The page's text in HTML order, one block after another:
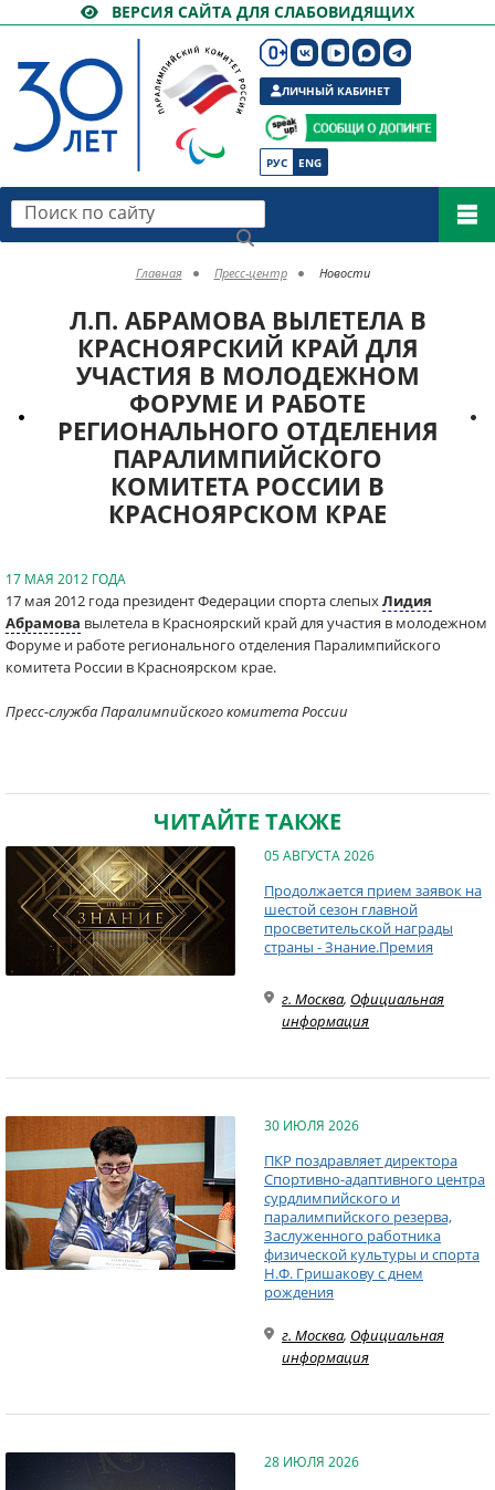
ВЕРСИЯ САЙТА ДЛЯ СЛАБОВИДЯЩИХ
РУС ENG
ЛИЧНЫЙ КАБИНЕТ
Поиск по сайту
Главная Пресс-центр Новости
Л.П. АБРАМОВА ВЫЛЕТЕЛА В
КРАСНОЯРСКИЙ КРАЙ ДЛЯ
УЧАСТИЯ В МОЛОДЕЖНОМ
ФОРУМЕ И РАБОТЕ
РЕГИОНАЛЬНОГО ОТДЕЛЕНИЯ
ПАРАЛИМПИЙСКОГО
КОМИТЕТА РОССИИ В
КРАСНОЯРСКОМ КРАЕ
17 МАЯ 2012 ГОДА
17 мая 2012 года президент Федерации спорта слепыхЛидия
Абрамова вылетела в Красноярский край для участия в молодежном
Форуме и работе регионального отделения Паралимпийского
комитета России в Красноярском крае.
Пресс-служба Паралимпийского комитета России
ЧИТАЙТЕ ТАКЖЕ
05 АВГУСТА 2026
Продолжается прием заявок на
шестой сезон главной
просветительской награды
страны - Знание.Премия
г. Москва, Официальная
информация
30 ИЮЛЯ 2026
ПКР поздравляет директора
Спортивно-адаптивного центра
сурдлимпийского и
паралимпийского резерва,
Заслуженного работника
физической культуры и спорта
Н.Ф. Гришакову с днем
рождения
г. Москва, Официальная
информация
28 ИЮЛЯ 2026